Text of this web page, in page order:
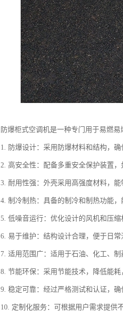
防爆柜式空调机是一种专门用于易燃易
1. 防爆设计：采用防爆材料和结构，
2. 高安全性：配备多重安全保护装置
3. 耐用性强：外壳采用高强度材料，能
4. 制冷制热：具备的制冷和制热功能
5. 低噪音运行：优化设计的风机和压
6. 易于维护：结构设计合理，便于日常
7. 适用范围广：适用于石油、化工、
8. 节能环保：采用节能技术，降低能耗
9. 稳定可靠：经过严格测试和认证，确
10. 定制化服务：可根据用户需求提供